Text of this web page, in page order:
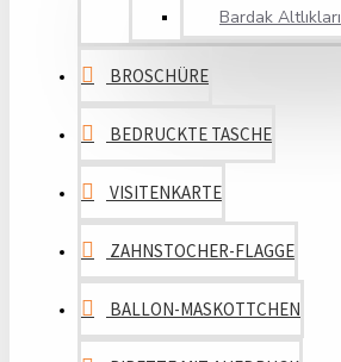
Bardak Altlıkları
BROSCHÜRE
BEDRUCKTE TASCHE
VISITENKARTE
ZAHNSTOCHER-FLAGGE
BALLON-MASKOTTCHEN